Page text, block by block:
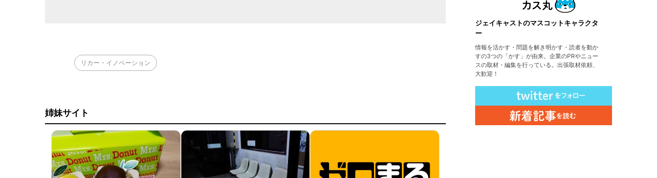
リカー・イノベーション
姉妹サイト
ジェイキャストのマスコットキャラクタ
ー
情報を活かす・問題を解き明かす・読者を動か
すの3つの「かす」が由来。企業のPRやニュー
スの取材・編集を行っている。出張取材依頼、
大歓迎！